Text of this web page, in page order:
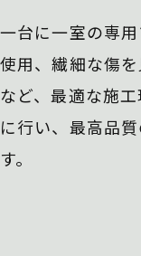
一台に一室の専
使用、繊細な傷
など、最適な施
に行い、 最高品
す。